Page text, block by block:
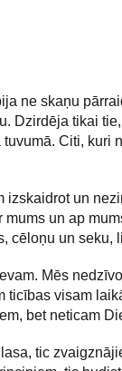
ne skaņu
Dzirdēja tikai
Citi, kuri
izskaidrot un
un ap
cēloņu un seku,
Mēs
ticības visam
bet neticam
tic